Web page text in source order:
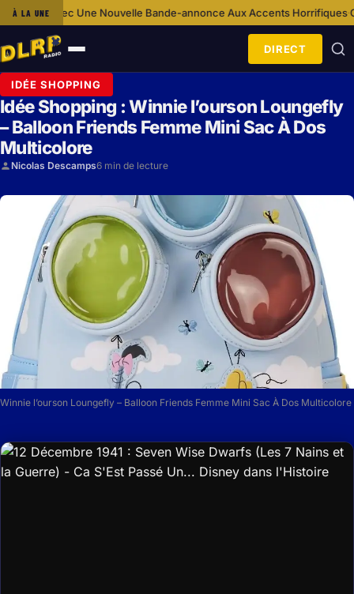
À LA UNE
Bande-annonce Aux Accents Horrifiques·Ca S’Est Passé Un… 12
Ouvrir
le
menu
DIRECT
IDÉE SHOPPING
Idée Shopping : Winnie l’ourson Loungefly
– Balloon Friends Femme Mini Sac À Dos
Multicolore
Nicolas Descamps6 min de lecture
Winnie l’ourson Loungefly – Balloon Friends Femme Mini Sac À Dos Multicolore